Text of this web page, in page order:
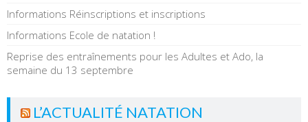
Informations Réinscriptions et inscriptions
Informations Ecole de natation !
Reprise des entraînements pour les Adultes et Ado, la
semaine du 13 septembre
L’ACTUALITÉ NATATION